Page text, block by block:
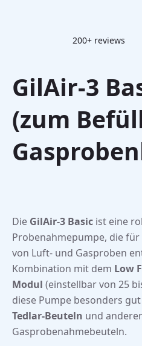
200+ reviews
GilAir-3
(zum
Die GilAir-3 Basic ist eine
Probenahmepumpe, die
von Luft- und Gasproben
Kombination mit dem Low
Modul (einstellbar von 25
diese Pumpe besonders
Tedlar-Beuteln und
Gasprobenahmebeuteln.